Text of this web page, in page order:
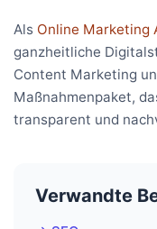
Als Online Marketing
ganzheitliche
Content Marketing
Maßnahmenpaket,
transparent und
Verwandte